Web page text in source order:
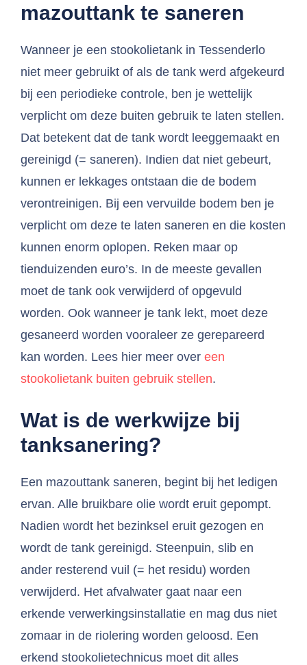
mazouttank te saneren
Wanneer je een stookolietank in Tessenderlo
niet meer gebruikt of als de tank werd afgekeurd
bij een periodieke controle, ben je wettelijk
verplicht om deze buiten gebruik te laten stellen.
Dat betekent dat de tank wordt leeggemaakt en
gereinigd (= saneren). Indien dat niet gebeurt,
kunnen er lekkages ontstaan die de bodem
verontreinigen. Bij een vervuilde bodem ben je
verplicht om deze te laten saneren en die kosten
kunnen enorm oplopen. Reken maar op
tienduizenden euro’s. In de meeste gevallen
moet de tank ook verwijderd of opgevuld
worden. Ook wanneer je tank lekt, moet deze
gesaneerd worden vooraleer ze gerepareerd
kan worden. Lees hier meer over een
stookolietank buiten gebruik stellen.
Wat is de werkwijze bij
tanksanering?
Een mazouttank saneren, begint bij het ledigen
ervan. Alle bruikbare olie wordt eruit gepompt.
Nadien wordt het bezinksel eruit gezogen en
wordt de tank gereinigd. Steenpuin, slib en
ander resterend vuil (= het residu) worden
verwijderd. Het afvalwater gaat naar een
erkende verwerkingsinstallatie en mag dus niet
zomaar in de riolering worden geloosd. Een
erkend stookolietechnicus moet dit alles